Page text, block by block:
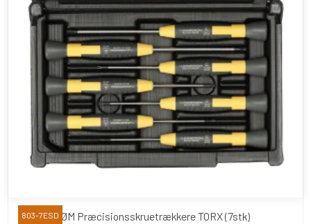
LINDSTRØM Præcisionsskruetrækkere TORX (7stk)
803-7ESD